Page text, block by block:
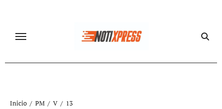
contenido
Inicio PM V
13